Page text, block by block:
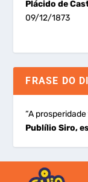
Plácido de
09/12/1873
FRASE DO
“A
Publílio Siro,